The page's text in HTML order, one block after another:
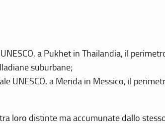
a Pukhet in Thailandia, il
suburbane;
UNESCO, a Merida in Messico, il
loro distinte ma accumunate dallo